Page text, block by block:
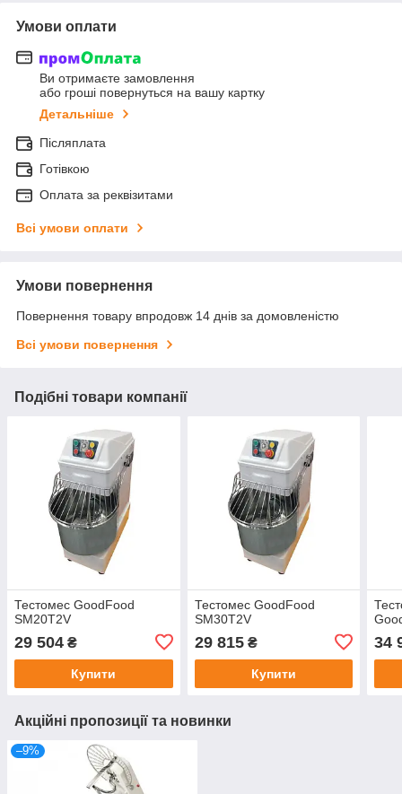
Умови оплати
Ви отримаєте замовлення
або гроші повернуться на вашу картку
Детальніше
Післяплата
Готівкою
Оплата за реквізитами
Всі умови оплати
Умови повернення
Повернення товару впродовж 14 днів за домовленістю
Всі умови повернення
Подібні товари компанії
Тестомес GoodFood
SM20T2V
29 504 ₴
Купити
Тестомес GoodFood
SM30T2V
29 815₴
Купити
34
Акційні пропозиції та новинки
–9%